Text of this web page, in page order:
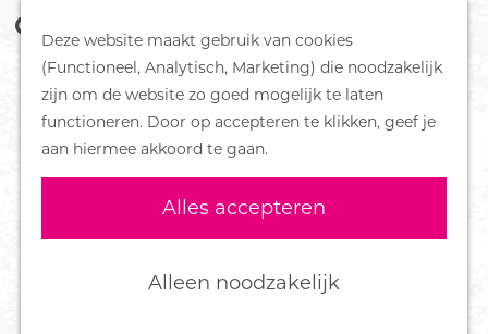
Deze website maakt gebruik van cookies
(Functioneel, Analytisch, Marketing) die noodzakelijk
zijn om de website zo goed mogelijk te laten
functioneren. Door op accepteren te klikken, geef je
aan hiermee akkoord te gaan.
Alles accepteren
Alleen noodzakelijk
o
e
k
e
n
M
e
n
u
DORPEN
Bennekom
De Klomp
Deelen
Ederveen
Harskamp
Hoenderloo